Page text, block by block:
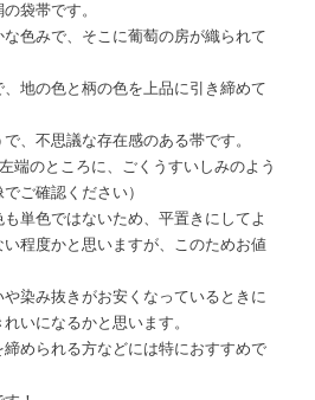
袋帯です。
色みで、そこに葡萄の房が織られて
地の色と柄の色を上品に引き締めて
、不思議な存在感のある帯です。
端のところに、ごくうすいしみのよう
ご確認ください）
単色ではないため、平置きにしてよ
程度かと思いますが、このためお値
染み抜きがお安くなっているときに
いになるかと思います。
められる方などには特におすすめで